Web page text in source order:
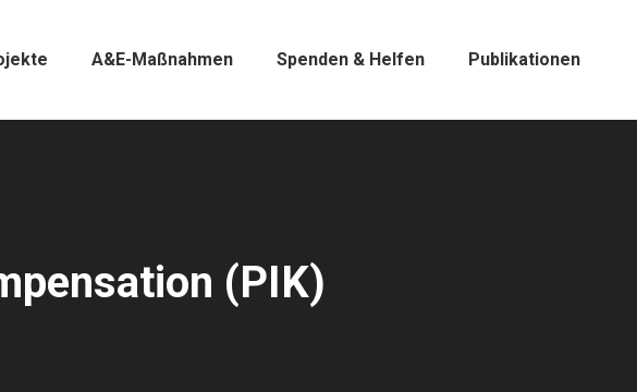
A&E-Maßnahmen Spenden & Helfen Publikationen
(PIK)